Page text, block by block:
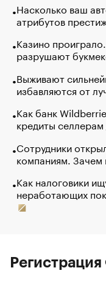
Насколько ваш
атрибутов
Казино
разрушают
Выживают
избавляются от
Как банк
кредиты
Сотрудники
компаниям. Зачем
Как налоговики
неработающих